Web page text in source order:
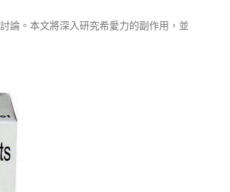
論。本文將深入研究希愛力的副作用，並